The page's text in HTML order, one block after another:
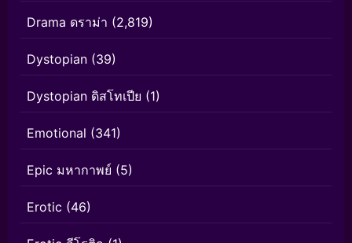
Drama ดราม่า (2,819)
Dystopian (39)
Dystopian ดิสโทเปีย (1)
Emotional (341)
Epic มหากาพย์ (5)
Erotic (46)